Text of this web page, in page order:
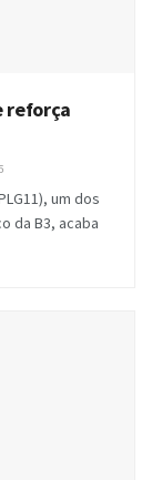
reforça
um dos
da B3, acaba